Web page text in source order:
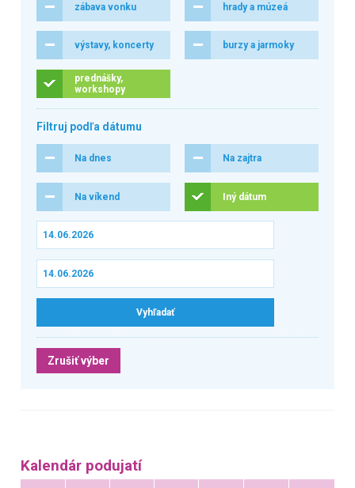
zábava vonku hrady a múzeá
výstavy, koncerty burzy a jarmoky
prednášky,
workshopy
Filtruj podľa dátumu
Na dnes Na zajtra
Na víkend Iný dátum
Zrušiť výber
Kalendár podujatí